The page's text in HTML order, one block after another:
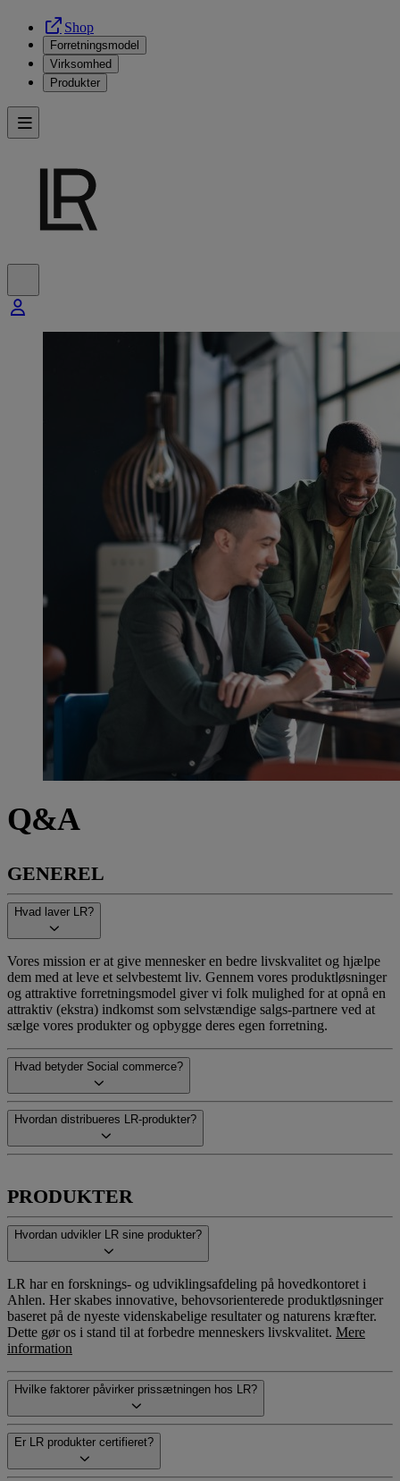
Shop
Forretningsmodel
Virksomhed
Produkter
Q&A
GENEREL
Hvad laver LR?
Vores mission er at give mennesker en bedre livskvalitet og hjælpe
dem med at leve et selvbestemt liv. Gennem vores produktløsninger
og attraktive forretningsmodel giver vi folk mulighed for at opnå en
attraktiv (ekstra) indkomst som selvstændige salgs-partnere ved at
sælge vores produkter og opbygge deres egen forretning.
Hvad betyder Social commerce?
Hvordan distribueres LR-produkter?
PRODUKTER
Hvordan udvikler LR sine produkter?
LR har en forsknings- og udviklingsafdeling på hovedkontoret i
Ahlen. Her skabes innovative, behovsorienterede produktløsninger
baseret på de nyeste videnskabelige resultater og naturens kræfter.
Dette gør os i stand til at forbedre menneskers livskvalitet. Mere
information
Hvilke faktorer påvirker prissætningen hos LR?
Er LR produkter certifieret?